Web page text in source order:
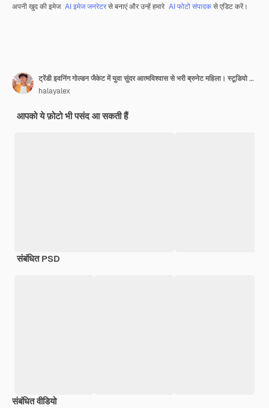
अपनी खुद की इमेज AI इमेज जनरेटरसे बनाएं और उन्हें हमारे AI फोटो संपादकसे एडिट करें।
ट्रेंडी इवनिंग गोल्डन जैकेट में युवा सुंदर आत्मविश्वास से भरी ब्रुनेट महिला। स्टूडियो में सफेद दीवार पर अलग-थलग सेक्सी लापरवाह महिला। चमकीले मेकअप वाली फैशनेबल मॉडल कैमरे की ओर देखती है। पार की हुई भुजाएँ
halayalex
आपको ये फ़ोटो भी पसंद आ सकती हैं
संबंधित PSD
संबंधित वीडियो